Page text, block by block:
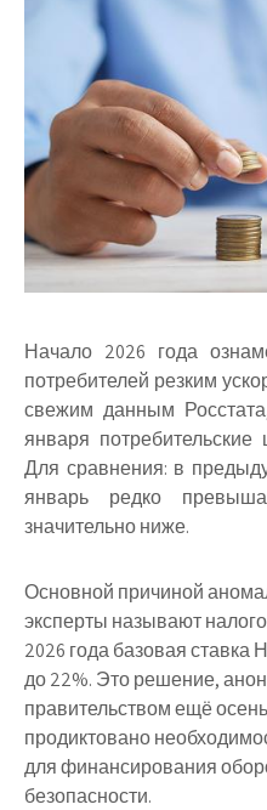
Начало 2026 года
потребителей резким
свежим данным
января
Для сравнения: в
январь редко
значительно ниже.
Основной причиной
эксперты называют
2026 года базовая
до 22%. Это решение,
правительством ещё
продиктовано
для финансирования
безопасности.